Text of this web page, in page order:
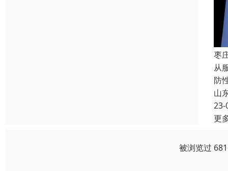
枣
从
防
山
23-
更
被浏览过